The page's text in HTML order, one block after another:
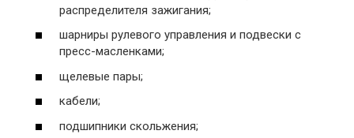
распределителя зажигания;
шарниры рулевого управления и подвески с
пресс-масленками;
щелевые пары;
кабели;
подшипники скольжения;